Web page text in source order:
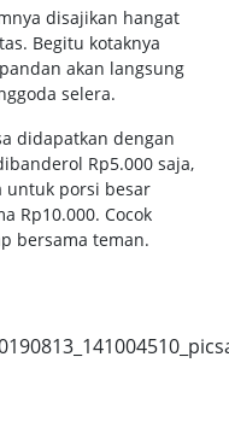
disajikan hangat
Begitu kotaknya
akan langsung
selera.
didapatkan dengan
Rp5.000 saja,
untuk porsi besar
Rp10.000. Cocok
bersama teman.